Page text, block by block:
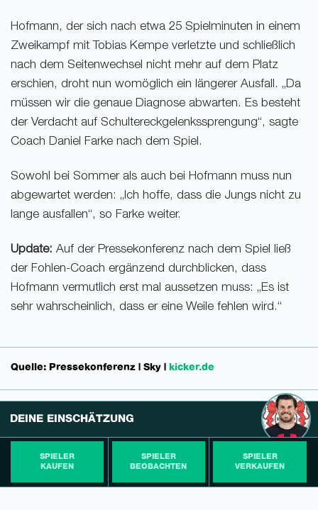
Hofmann, der sich nach etwa 25 Spielminuten in einem
Zweikampf mit Tobias Kempe verletzte und schließlich
nach dem Seitenwechsel nicht mehr auf dem Platz
erschien, droht nun womöglich ein längerer Ausfall. „Da
müssen wir die genaue Diagnose abwarten. Es besteht
der Verdacht auf Schultereckgelenkssprengung“, sagte
Coach Daniel Farke nach dem Spiel.
Sowohl bei Sommer als auch bei Hofmann muss nun
abgewartet werden: „Ich hoffe, dass die Jungs nicht zu
lange ausfallen“, so Farke weiter.
Update: Auf der Pressekonferenz nach dem Spiel ließ
der Fohlen-Coach ergänzend durchblicken, dass
Hofmann vermutlich erst mal aussetzen muss: „Es ist
sehr wahrscheinlich, dass er eine Weile fehlen wird.“
Quelle: Pressekonferenz Sky kicker.de
DEINE EINSCHÄTZUNG
SPIELER
KAUFEN
SPIELER
BEOBACHTEN
SPIELER
VERKAUFEN